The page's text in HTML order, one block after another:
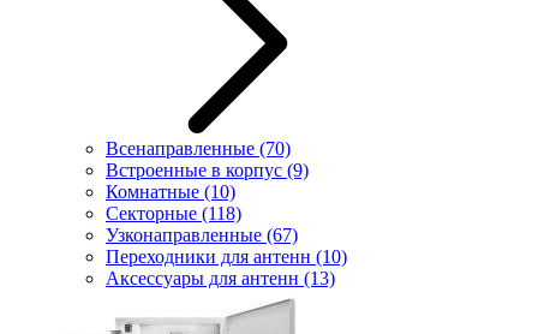
Всенаправленные (70)
Встроенные в корпус (9)
Комнатные (10)
Секторные (118)
Узконаправленные (67)
Переходники для антенн (10)
Аксессуары для антенн (13)